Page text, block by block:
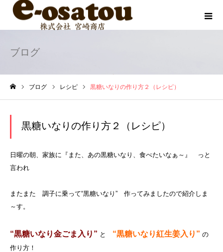
ブログ
ブログ レシピ 黒糖いなりの作り方２（レシピ）
黒糖いなりの作り方２（レシピ）
日曜の朝、家族に『また、あの黒糖いなり、食べたいなぁ～』 っと
言われ
またまた 調子に乗って“黒糖いなり” 作ってみましたので紹介しま
～す。
“黒糖いなり金ごま入り” と “黒糖いなり紅生姜入り” の
作り方！